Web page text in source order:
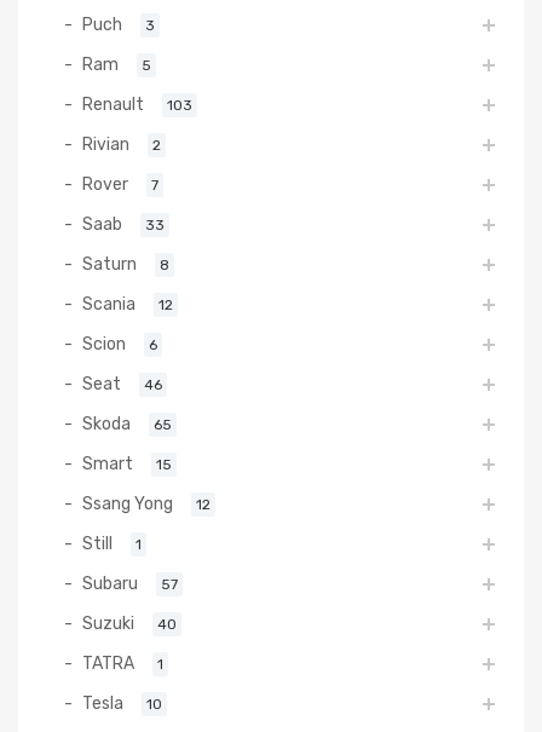
Puch 3
Ram 5
Renault 103
Rivian 2
Rover 7
Saab 33
Saturn 8
Scania 12
Scion 6
Seat 46
Skoda 65
Smart 15
Ssang Yong 12
Still 1
Subaru 57
Suzuki 40
TATRA 1
Tesla 10